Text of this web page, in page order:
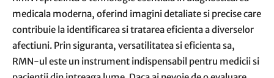
medicala moderna, oferind imagini detaliate si precise care
contribuie la identificarea si tratarea eficienta a diverselor
afectiuni. Prin siguranta, versatilitatea si eficienta sa,
RMN-ul este un instrument indispensabil pentru medicii si